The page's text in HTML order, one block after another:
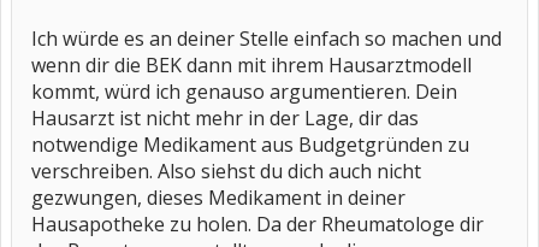
Ich würde es an deiner Stelle einfach so machen und
wenn dir die BEK dann mit ihrem Hausarztmodell
kommt, würd ich genauso argumentieren. Dein
Hausarzt ist nicht mehr in der Lage, dir das
notwendige Medikament aus Budgetgründen zu
verschreiben. Also siehst du dich auch nicht
gezwungen, dieses Medikament in deiner
Hausapotheke zu holen. Da der Rheumatologe dir